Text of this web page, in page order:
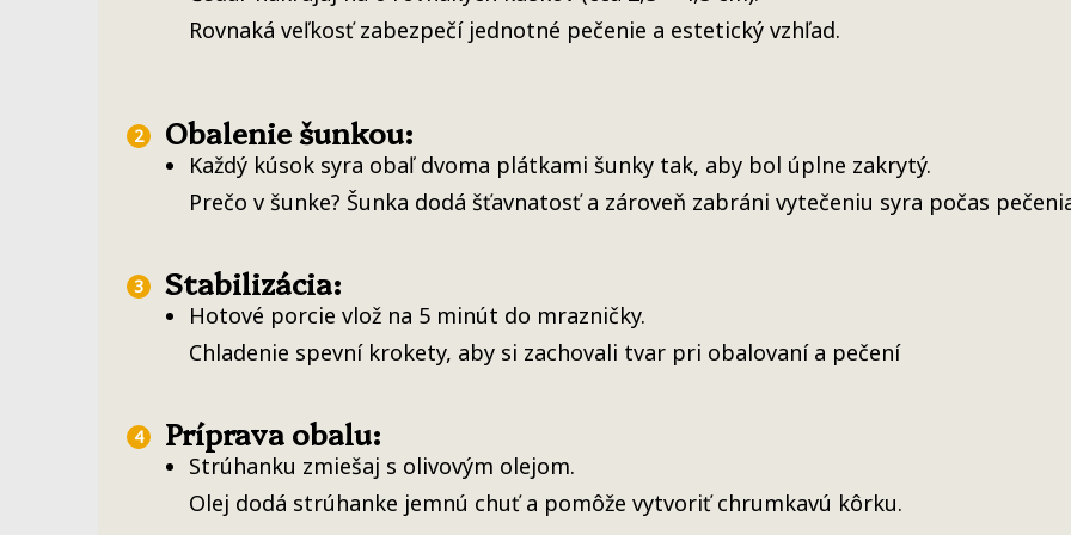
Rovnaká veľkosť zabezpečí jednotné pečenie a estetický vzhľad.
Obalenie šunkou:
Každý kúsok syra obaľ dvoma plátkami šunky tak, aby bol úplne zakrytý.
Prečo v šunke? Šunka dodá šťavnatosť a zároveň zabráni vytečeniu syra počas
Stabilizácia:
Hotové porcie vlož na 5 minút do mrazničky.
Chladenie spevní krokety, aby si zachovali tvar pri obalovaní a pečení
Príprava obalu:
Strúhanku zmiešaj s olivovým olejom.
Olej dodá strúhanke jemnú chuť a pomôže vytvoriť chrumkavú kôrku.